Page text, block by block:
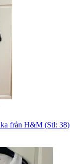
från H&M (Stl: 38)